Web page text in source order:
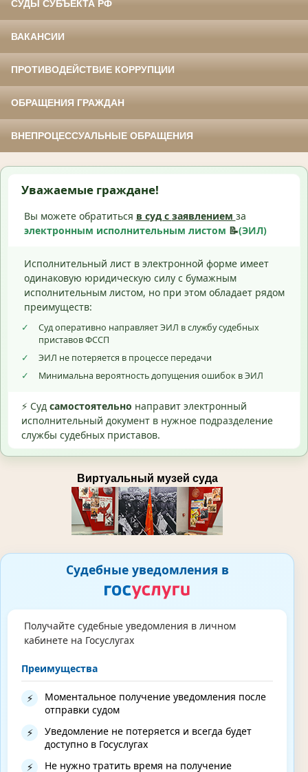
СУДЫ СУБЪЕКТА РФ
ВАКАНСИИ
ПРОТИВОДЕЙСТВИЕ КОРРУПЦИИ
ОБРАЩЕНИЯ ГРАЖДАН
ВНЕПРОЦЕССУАЛЬНЫЕ ОБРАЩЕНИЯ
Уважаемые граждане!
Вы можете обратиться в суд с заявлением за
электронным исполнительным листом 📝(ЭИЛ)
Исполнительный лист в электронной форме имеет
одинаковую юридическую силу с бумажным
исполнительным листом, но при этом обладает рядом
преимуществ:
✓
Суд оперативно направляет ЭИЛ в службу судебных
приставов ФССП
✓
ЭИЛ не потеряется в процессе передачи
✓
Минимальна вероятность допущения ошибок в ЭИЛ
⚡ Суд самостоятельно направит электронный
исполнительный документ в нужное подразделение
службы судебных приставов.
Виртуальный музей суда
Судебные уведомления в
Получайте судебные уведомления в личном
кабинете на Госуслугах
Преимущества
⚡
Моментальное получение уведомления после
отправки судом
⚡
Уведомление не потеряется и всегда будет
доступно в Госуслугах
⚡
Не нужно тратить время на получение